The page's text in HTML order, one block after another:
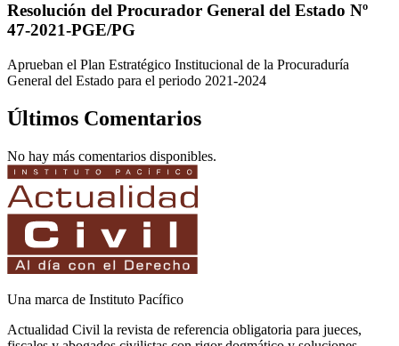
Resolución del Procurador General del Estado Nº
47-2021-PGE/PG
Aprueban el Plan Estratégico Institucional de la Procuraduría
General del Estado para el periodo 2021-2024
Últimos Comentarios
No hay más comentarios disponibles.
Una marca de Instituto Pacífico
Actualidad Civil la revista de referencia obligatoria para jueces,